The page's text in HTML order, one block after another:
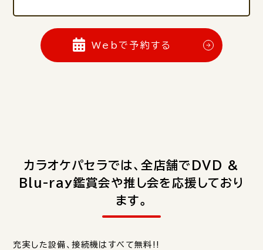
Webで予約する
カラオケパセラでは、全店舗でDVD &
Blu-ray鑑賞会や推し会を応援しており
ます。
充実した設備、接続機はすべて無料!!